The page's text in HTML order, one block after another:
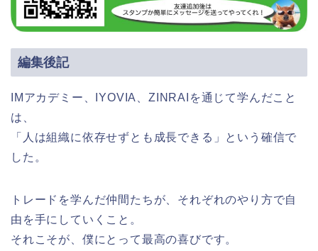
編集後記
IMアカデミー、IYOVIA、ZINRAIを通じて学んだこと
は、
「人は組織に依存せずとも成長できる」という確信で
した。
トレードを学んだ仲間たちが、それぞれのやり方で自
由を手にしていくこと。
それこそが、僕にとって最高の喜びです。